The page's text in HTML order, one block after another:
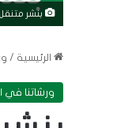
بنشر
الرئيسية /
ورشاتنا في